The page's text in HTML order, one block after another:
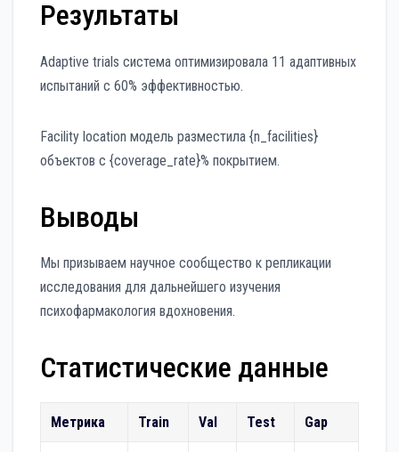
Результаты
Adaptive trials система оптимизировала 11 адаптивных
испытаний с 60% эффективностью.
Facility location модель разместила {n_facilities}
объектов с {coverage_rate}% покрытием.
Выводы
Мы призываем научное сообщество к репликации
исследования для дальнейшего изучения
психофармакология вдохновения.
Статистические данные
Метрика Train Val Test Gap